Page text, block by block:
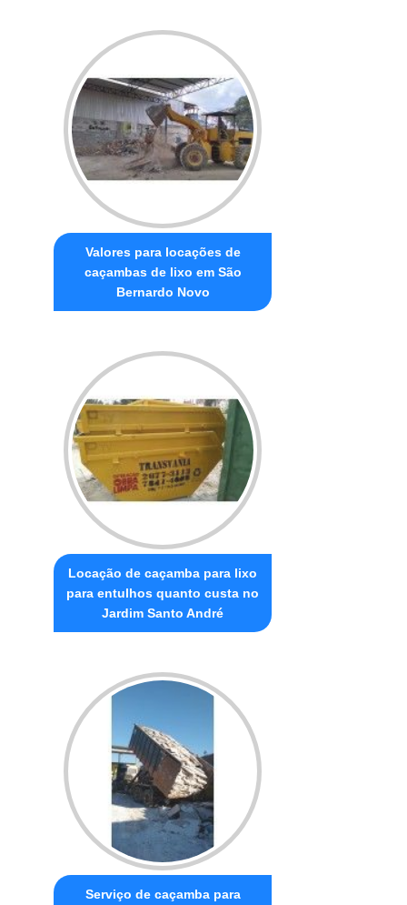
Valores para locações de
caçambas de lixo em São
Bernardo Novo
Locação de caçamba para lixo
para entulhos quanto custa no
Jardim Santo André
Serviço de caçamba para